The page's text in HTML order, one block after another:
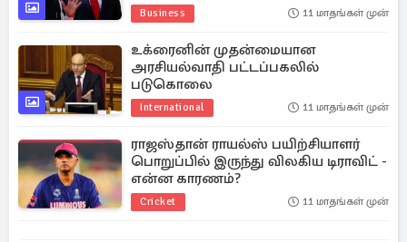
Business 11 மாதங்கள் முன்
உக்ரைனின் முதன்மையான
அரசியல்வாதி பட்டப்பகலில்
படுகொலை
International 11 மாதங்கள் முன்
ராஜஸ்தான் ராயல்ஸ் பயிற்சியாளர்
பொறுப்பில் இருந்து விலகிய டிராவிட் -
என்ன காரணம்?
Cricket 11 மாதங்கள் முன்